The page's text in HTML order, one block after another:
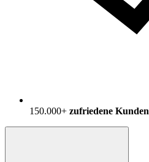
150.000+ zufriedene Kunden